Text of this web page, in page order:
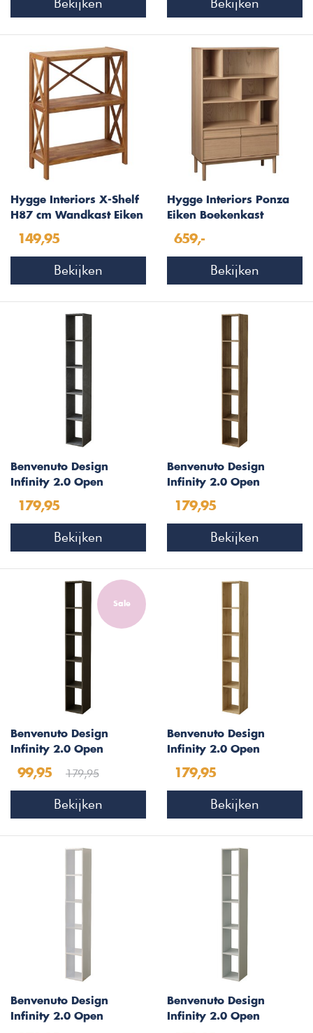
Bekijken Bekijken
Hygge Interiors X-Shelf
H87 cm Wandkast Eiken
149,95
Bekijken
Hygge Interiors Ponza
Eiken Boekenkast
659,-
Bekijken
Benvenuto Design
Infinity 2.0 Open
179,95
Bekijken
Benvenuto Design
Infinity 2.0 Open
179,95
Bekijken
Sale
Benvenuto Design
Infinity 2.0 Open
99,95 179,95
Bekijken
Benvenuto Design
Infinity 2.0 Open
179,95
Bekijken
Benvenuto Design
Infinity 2.0 Open
Benvenuto Design
Infinity 2.0 Open